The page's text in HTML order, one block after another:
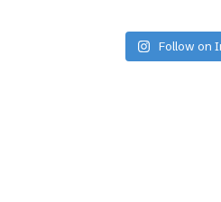
Follow on